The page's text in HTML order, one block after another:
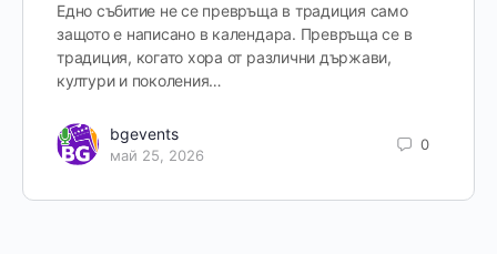
Едно събитие не се превръща в традиция само
защото е написано в календара. Превръща се в
традиция, когато хора от различни държави,
култури и поколения…
bgevents
май 25, 2026
0